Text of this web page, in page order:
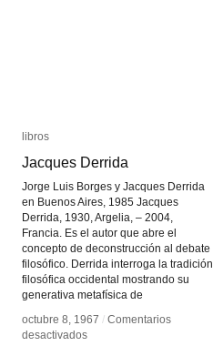
libros
Jacques Derrida
Jorge Luis Borges y Jacques Derrida
en Buenos Aires, 1985 Jacques
Derrida, 1930, Argelia, – 2004,
Francia. Es el autor que abre el
concepto de deconstrucción al debate
filosófico. Derrida interroga la tradición
filosófica occidental mostrando su
generativa metafísica de
octubre 8, 1967 / Comentarios
desactivadosen
libros
Jacques Derrida
octubre 8, 1967 / Comentarios
desactivadosen